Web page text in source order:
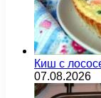
Киш с
07.08.2026